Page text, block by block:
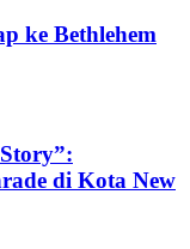
ke Bethlehem
di Kota New